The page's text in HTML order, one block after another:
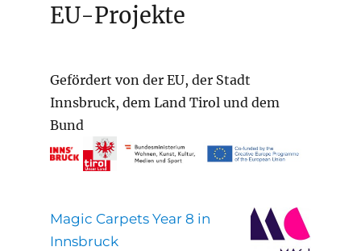
EU-Projekte
Gefördert von der EU, der Stadt
Innsbruck, dem Land Tirol und dem
Bund
Magic Carpets Year 8 in
Innsbruck